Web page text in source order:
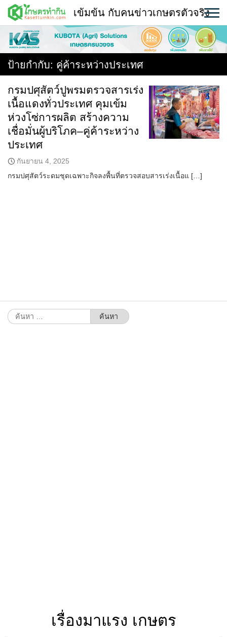
Skip
content
พืช
หน้าแรก
แวดวงเกษตร
ใคร ทำอะไร ที่ไหน
สถานีข่าววันนี้
เข้มข้น กับคนข่าวเกษตรตัวจริง
ป้ายกำกับ: คู่ค้าระหว่างประเทศ
กรมปศุสัตว์ปูพรมตรวจสารเร่ง
เนื้อแดงทั่วประเทศ คุมเข้ม
ห่วงโซ่การผลิต สร้างความ
เชื่อมั่นผู้บริโภค–คู่ค้าระหว่าง
ประเทศ
กันยายน 4, 2025
กรมปศุสัตว์ระดมชุดเฉพาะกิจลงพื้นที่ตรวจสอบสารเร่งเนื้อแ […]
ค้นหา
สำหรับ:
เรื่องมาแรง เกษตร